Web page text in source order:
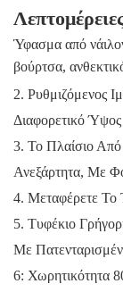
Ύφασμα από
βούρτσα,
2. Ρυθμιζόμενος
Διαφορετικό Ύψος
3. Το Πλαίσιο
Ανεξάρτητα, Με
4. Μεταφέρετε
5. Τυφέκιο
Με
6: Χωρητικότητα